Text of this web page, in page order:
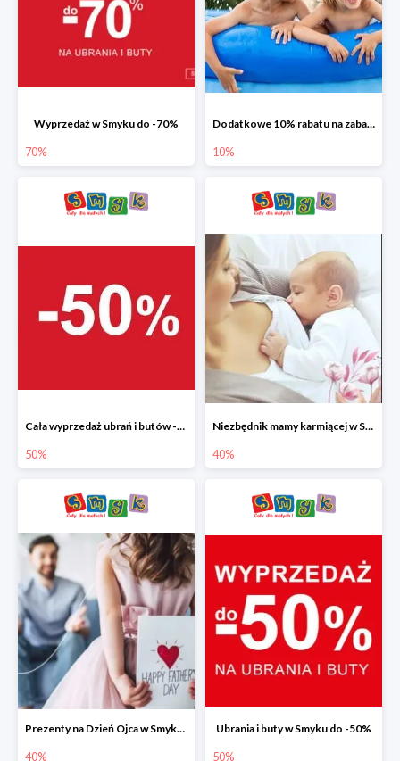
Wyprzedaż w Smyku do -70%
70%
Dodatkowe 10% rabatu na zabawki ogrodowe i baseny
10%
Cała wyprzedaż ubrań i butów -50%
50%
Niezbędnik mamy karmiącej w Smyku do -40%
40%
Prezenty na Dzień Ojca w Smyku do -40%
40%
Ubrania i buty w Smyku do -50%
50%